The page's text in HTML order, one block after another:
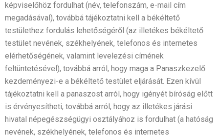
képviselőhöz fordulhat (név, telefonszám, e-mail cím
megadásával), továbbá tájékoztatni kell a békéltető
testülethez fordulás lehetőségéről (az illetékes békéltető
testület nevének, székhelyének, telefonos és internetes
elérhetőségének, valamint levelezési címének
feltüntetésével), továbbá arról, hogy maga a Panaszkezelő
kezdeményezi-e a békéltető testület eljárását. Ezen kívül
tájékoztatni kell a panaszost arról, hogy igényét bíróság előtt
is érvényesítheti, továbbá arról, hogy az illetékes járási
hivatal népegészségügyi osztályához is fordulhat (a hatóság
nevének, székhelyének, telefonos és internetes